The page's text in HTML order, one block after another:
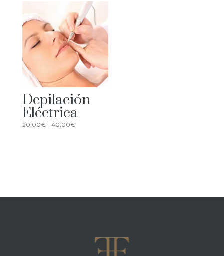
desde
80,00€
hasta
1.200,00€
Depilación
Eléctrica
20,00€ - 40,00€Rango